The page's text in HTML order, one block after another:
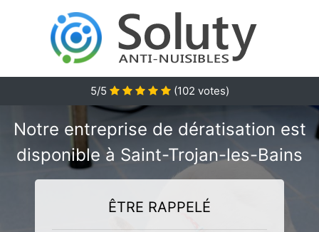
5/5 (102 votes)
Notre entreprise de dératisation est
disponible à Saint-Trojan-les-Bains
ÊTRE RAPPELÉ